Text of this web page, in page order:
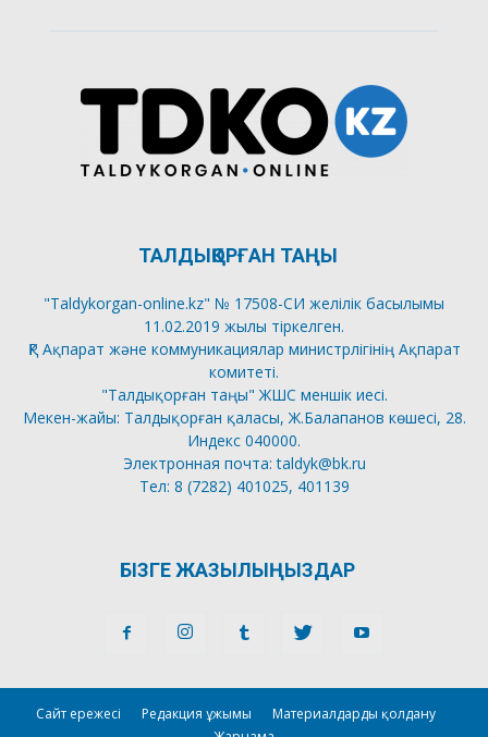
ТАЛДЫҚОРҒАН ТАҢЫ
"Taldykorgan-online.kz" № 17508-СИ желілік басылымы
11.02.2019 жылы тіркелген.
ҚР Ақпарат және коммуникациялар министрлігінің Ақпарат
комитеті.
"Талдықорған таңы" ЖШС меншік иесі.
Мекен-жайы: Талдықорған қаласы, Ж.Балапанов көшесі, 28.
Индекс 040000.
Электронная почта: taldyk@bk.ru
Тел: 8 (7282) 401025, 401139
БІЗГЕ ЖАЗЫЛЫҢЫЗДАР
Сайт ережесі Редакция ұжымы
Материалдарды қолдану